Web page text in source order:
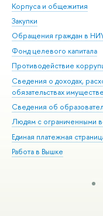
Корпуса и общежития
Закупки
Обращения граждан в
Фонд целевого капитала
Противодействие
Сведения о доходах,
обязательствах
Сведения об
Людям с ограниченными
Единая платежная
Работа в Вышке